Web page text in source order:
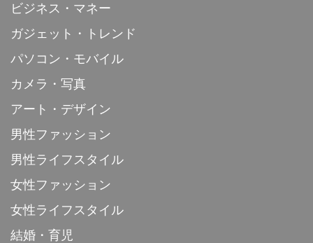
ビジネス・マネー
ガジェット・トレンド
パソコン・モバイル
カメラ・写真
アート・デザイン
男性ファッション
男性ライフスタイル
女性ファッション
女性ライフスタイル
結婚・育児